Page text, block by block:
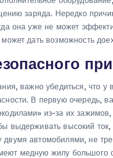
заряда. Нередко
она уже не может
дать возможность
важно убедиться, что у
В первую очередь,
из-за их
выдерживать высокий
автомобилями, не
медную жилу большого